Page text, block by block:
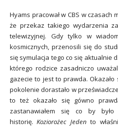
Hyams pracował w CBS w czasach
że przekaz takiego wydarzenia
telewizyjnej. Gdy tylko w
kosmicznych, przenosili się do
się symulacja tego co się aktualnie
którego rodzice zasadniczo
gazecie to jest to prawda.
pokolenie dorastało w
to też okazało się gówno
zastanawiałem się co by
historię.Koziorożec Jeden to